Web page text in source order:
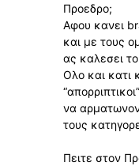
Προεδρο;
Aφου κανει
και με τους
ας καλεσει
Ολο και κατι
να
τους
Πειτε στον